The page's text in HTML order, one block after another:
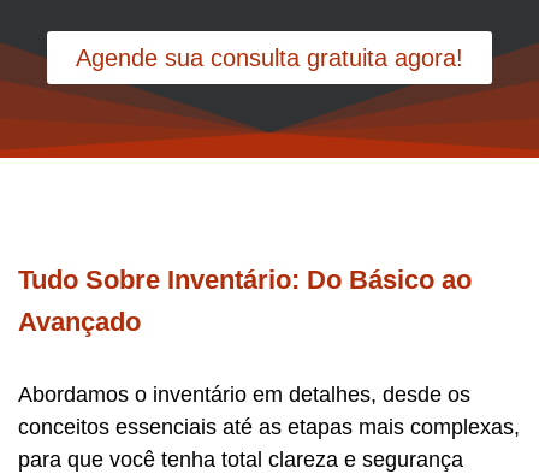
Agende sua consulta gratuita agora!
Tudo Sobre Inventário: Do Básico ao
Avançado
Abordamos o inventário em detalhes, desde os
conceitos essenciais até as etapas mais complexas,
para que você tenha total clareza e segurança